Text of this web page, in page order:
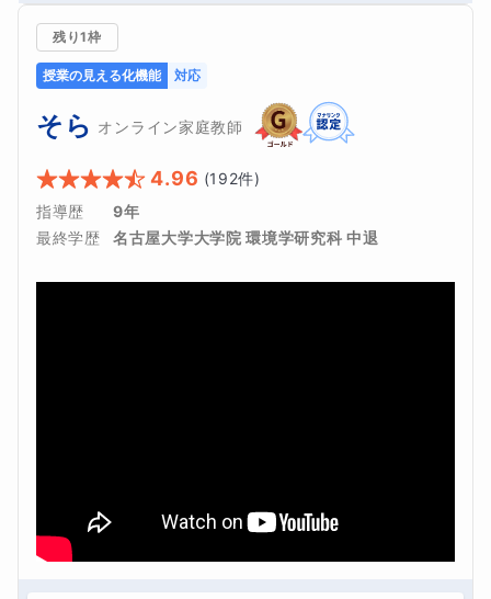
残り1枠
授業の見える化機能 対応
そら オンライン家庭教師
4.96 (192件)
指導歴
9年
最終学歴
名古屋大学大学院 環境学研究科 中退